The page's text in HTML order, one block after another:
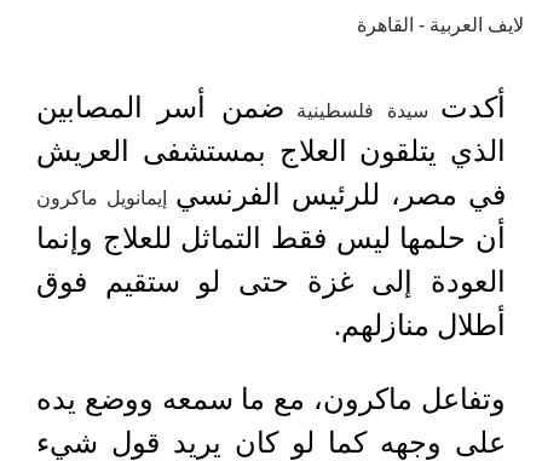
لايف العربية - القاهرة
أكدت سيدة فلسطينية ضمن أسر المصابين
الذي يتلقون العلاج بمستشفى العريش
في مصر، للرئيس الفرنسي إيمانويل ماكرون
أن حلمها ليس فقط التماثل للعلاج وإنما
العودة إلى غزة حتى لو ستقيم فوق
أطلال منازلهم.
وتفاعل ماكرون، مع ما سمعه ووضع يده
على وجهه كما لو كان يريد قول شيء